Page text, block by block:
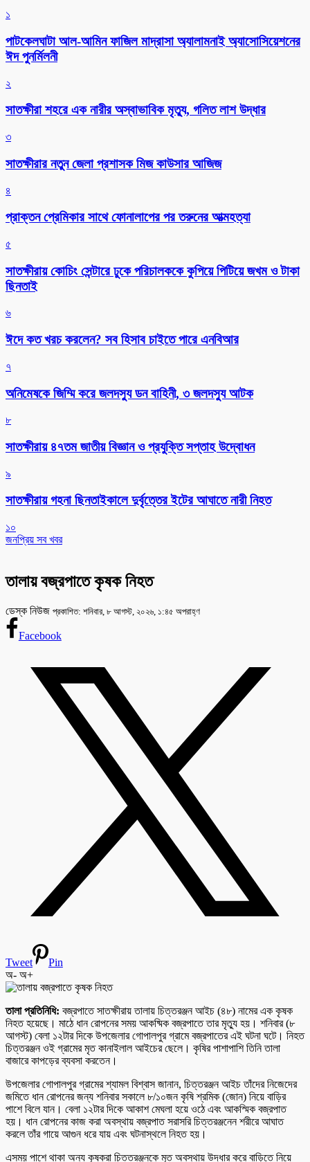
১
পাটকেলঘাটা আল-আমিন ফাজিল মাদ্রাসা অ্যালামনাই অ্যাসোসিয়েশনের
ঈদ পুনর্মিলনী
২
সাতক্ষীরা শহরে এক নারীর অস্বাভাবিক মৃত্যু, গলিত লাশ উদ্ধার
৩
সাতক্ষীরার নতুন জেলা প্রশাসক মিজ কাউসার আজিজ
৪
প্রাক্তন প্রেমিকার সাথে ফোনালাপের পর তরুনের আত্মহত্যা
৫
সাতক্ষীরায় কোচিং সেন্টারে ঢুকে পরিচালককে কুপিয়ে পিটিয়ে জখম ও টাকা
ছিনতাই
৬
ঈদে কত খরচ করলেন? সব হিসাব চাইতে পারে এনবিআর
৭
অনিমেষকে জিম্মি করে জলদস্যু ডন বাহিনী, ৩ জলদস্যু আটক
৮
সাতক্ষীরায় ৪৭তম জাতীয় বিজ্ঞান ও প্রযুক্তি সপ্তাহ উদ্বোধন
৯
সাতক্ষীরায় গহনা ছিনতাইকালে দুর্বৃত্তের ইটের আঘাতে নারী নিহত
১০
জনপ্রিয় সব খবর
তালায় বজ্রপাতে কৃষক নিহত
ডেস্ক নিউজ প্রকাশিত: শনিবার, ৮ আগস্ট, ২০২৬, ১:৪৫ অপরাহ্ণ
Facebook
Tweet
Pin
অ- অ+
‎তালা প্রতিনিধি: ‎বজ্রপাতে সাতক্ষীরায় তালায় চিত্তরঞ্জন আইচ (৪৮) নামের এক কৃষক
নিহত হয়েছে। মাঠে ধান রোপনের সময় আকষ্মিক বজ্রপাতে তার মৃত্যু হয়। শনিবার (৮
আগস্ট) বেলা ১২টার দিকে উপজেলার গোপালপুর গ্রামে বজ্রপাতের এই ঘটনা ঘটে। নিহত
চিত্তরঞ্জন ওই গ্রামের মৃত কানাইলাল আইচের ছেলে। কৃষির পাশাপাশি তিনি তালা
বাজারে কাপড়ের ব্যবসা করতেন।
‎উপজেলার গোপালপুর গ্রামের শ্যামল বিশ্বাস জানান, চিত্তরঞ্জন আইচ তাঁদের নিজেদের
জমিতে ধান রোপনের জন্য শনিবার সকালে ৮/১০জন কৃষি শ্রমিক (জোন) নিয়ে বাড়ির
পাশে বিলে যান। বেলা ১২টার দিকে আকাশ মেঘলা হয়ে ওঠে এবং আকস্মিক বজ্রপাত
হয়। ধান রোপনের কাজ করা অবস্থায় বজ্রপাত সরাসরি চিত্তরঞ্জনেন শরীরে আঘাত
করলে তাঁর গায়ে আগুন ধরে যায় এবং ঘটনাস্থলে নিহত হয়।
এসময় পাশে থাকা অন্য কৃষকরা চিত্তরঞ্জনকে মৃত অবস্থায় উদ্ধার করে বাড়িতে নিয়ে